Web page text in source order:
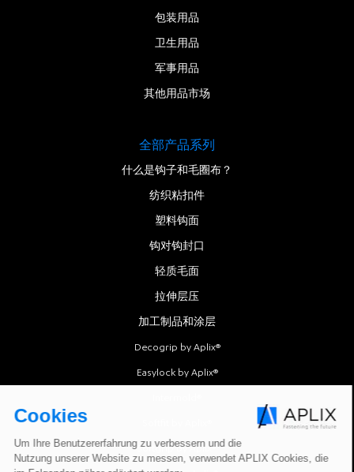
包装用品
卫生用品
军事用品
其他用品市场
全部产品系列
什么是钩子和毛圈布？
纺织粘扣件
塑料钩面
钩对钩封口
轻质毛面
拉伸层压
加工制品和涂层
Decogrip by Aplix®
Easylock by Aplix®
Softgrip by Aplix®